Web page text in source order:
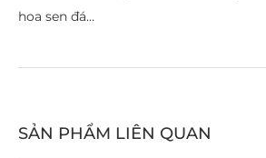
hoa sen đá…
SẢN PHẨM LIÊN QUAN